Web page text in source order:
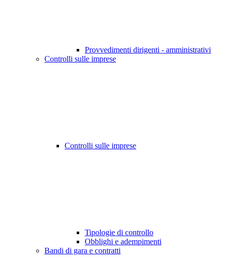
Provvedimenti dirigenti - amministrativi
Controlli sulle imprese
Controlli sulle imprese
Tipologie di controllo
Obblighi e adempimenti
Bandi di gara e contratti